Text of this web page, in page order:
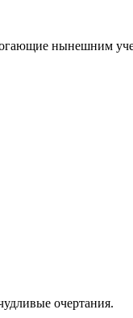
нынешним
очертания.